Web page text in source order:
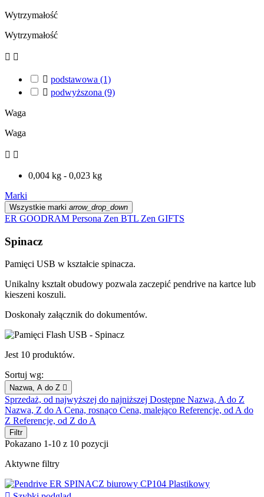
Wytrzymałość
Wytrzymałość
 
 podstawowa (1)
 podwyższona (9)
Waga
Waga
 
0,004 kg - 0,023 kg
Marki
Wszystkie marki arrow_drop_down
ER GOODRAM Persona Zen BTL Zen GIFTS
Spinacz
Pamięci USB w kształcie spinacza.
Unikalny kształt obudowy pozwala zaczepić pendrive na kartce lub
kieszeni koszuli.
Doskonały załącznik do dokumentów.
Jest 10 produktów.
Sortuj wg:
Nazwa, A do Z 
Sprzedaż, od najwyższej do najniższej Dostępne Nazwa, A do Z
Nazwa, Z do ACena, rosnąco Cena, malejąco Referencje, od A do
Z Referencje, od Z do A
Filtr
Pokazano 1-10 z 10 pozycji
Aktywne filtry